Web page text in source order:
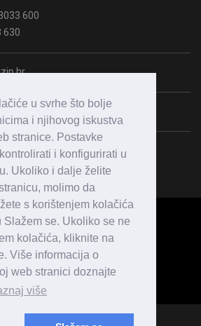
u svrhe što bolje
i njihovog iskustva
stranice. Postavke
i konfigurirati u
Ukoliko i dalje želite
molimo da
s korištenjem kolačića
Slažem se. Ukoliko se ne
kolačića, kliknite na
Više informacija o
web stranici doznajte
više
600
630